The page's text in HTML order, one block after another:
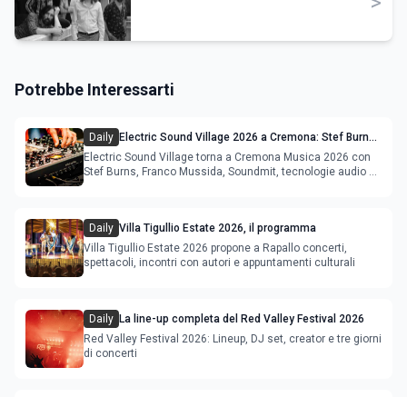
Potrebbe Interessarti
Daily Electric Sound Village 2026 a Cremona: Stef Burns,
Soundmit e Young Band Contest, il programma
Electric Sound Village torna a Cremona Musica 2026 con
Stef Burns, Franco Mussida, Soundmit, tecnologie audio e
Daily Villa Tigullio Estate 2026, il programma
Villa Tigullio Estate 2026 propone a Rapallo concerti,
spettacoli, incontri con autori e appuntamenti culturali
Daily La line-up completa del Red Valley Festival 2026
Red Valley Festival 2026: Lineup, DJ set, creator e tre giorni
di concerti